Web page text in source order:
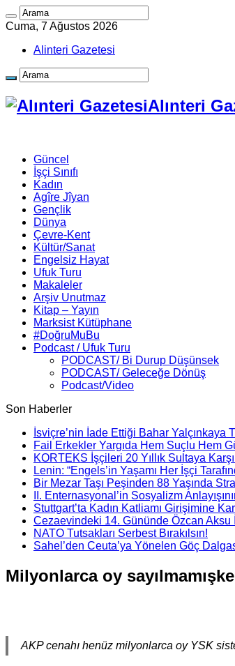
Cuma, 7 Ağustos 2026
Alinteri Gazetesi
Alınteri
Güncel
İşçi Sınıfı
Kadın
Agîre Jîyan
Gençlik
Dünya
Çevre-Kent
Kültür/Sanat
Engelsiz Hayat
Ufuk Turu
Makaleler
Arşiv Unutmaz
Kitap – Yayın
Marksist Kütüphane
#DoğruMuBu
Podcast / Ufuk Turu
PODCAST/ Bi Durup Düşünsek
PODCAST/ Geleceğe Dönüş
Podcast/Video
Son Haberler
İsviçre’nin İade Ettiği Bahar Yalçınkaya
Fail Erkekler Yargıda Hem Suçlu Hem
KORTEKS İşçileri 20 Yıllık Sultaya Karşı
Lenin: “Engels’in Yaşamı Her İşçi
Bir Mezar Taşı Peşinden 88 Yaşında
II. Enternasyonal’in Sosyalizm
Stuttgart’ta Kadın Katliamı Girişimine
Cezaevindeki 14. Gününde Özcan
NATO Tutsakları Serbest Bırakılsın!
Sahel’den Ceuta’ya Yönelen Göç
Milyonlarca oy
AKP cenahı henüz milyonlarca oy YSK